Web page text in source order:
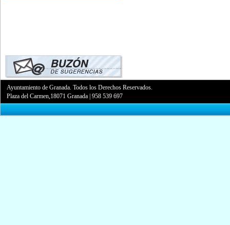
Ayuntamiento de Granada. Todos los Derechos Reservados.
Plaza del Carmen,18071 Granada |958 539 697